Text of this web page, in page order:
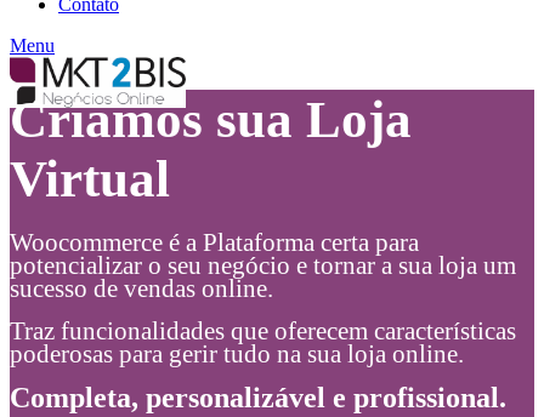
Contato
Menu
Criamos sua Loja
Virtual
Woocommerce é a Plataforma certa para
potencializar o seu negócio e tornar a sua loja um
sucesso de vendas online.
Traz funcionalidades que oferecem características
poderosas para gerir tudo na sua loja online.
Completa, personalizável e profissional.